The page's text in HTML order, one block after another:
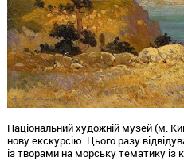
Національний художній музей (м.
нову екскурсію. Цього разу
із творами на морську тематику із